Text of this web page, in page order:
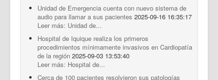
Unidad de Emergencia cuenta con nuevo sistema de
audio para llamar a sus pacientes 2025-09-16 16:35:17
Leer más: Unidad de...
Hospital de Iquique realiza los primeros
procedimientos mínimamente invasivos en Cardiopatía
de la región 2025-09-03 13:53:40
Leer más: Hospital de...
Cerca de 100 pacientes resolvieron sus patologías